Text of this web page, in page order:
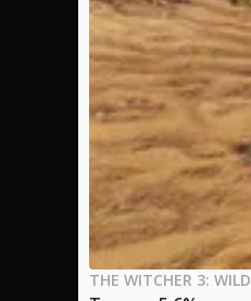
THE WITCHER 3: